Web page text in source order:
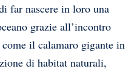
far nascere in loro una
grazie all’incontro
il calamaro gigante in
di habitat naturali,